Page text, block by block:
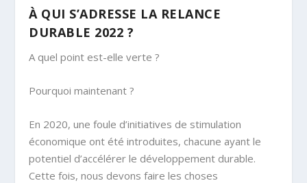
À QUI S’ADRESSE LA RELANCE
DURABLE 2022 ?
A quel point est-elle verte ?
Pourquoi maintenant ?
En 2020, une foule d’initiatives de stimulation
économique ont été introduites, chacune ayant le
potentiel d’accélérer le développement durable.
Cette fois, nous devons faire les choses